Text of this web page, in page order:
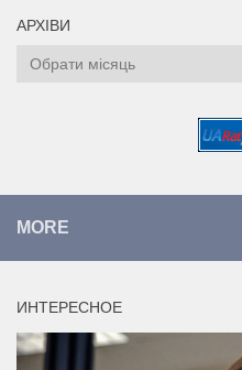
АРХІВИ
Архіви
MORE
ИНТЕРЕСНОЕ